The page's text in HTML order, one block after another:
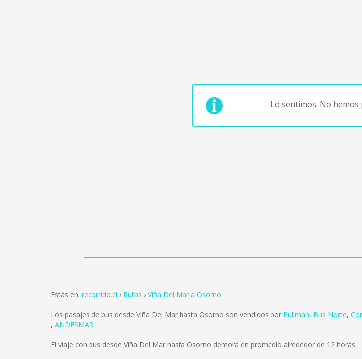
Lo sentimos. No
Estás en: recorrido.cl Rutas Viña Del Mar a Osorno
Los pasajes de bus desde Viña Del Mar hasta Osorno son vendidos por Pullman, Bus Norte,
, ANDESMAR .
El viaje con bus desde Viña Del Mar hasta Osorno demora en promedio alrededor de 12 horas.